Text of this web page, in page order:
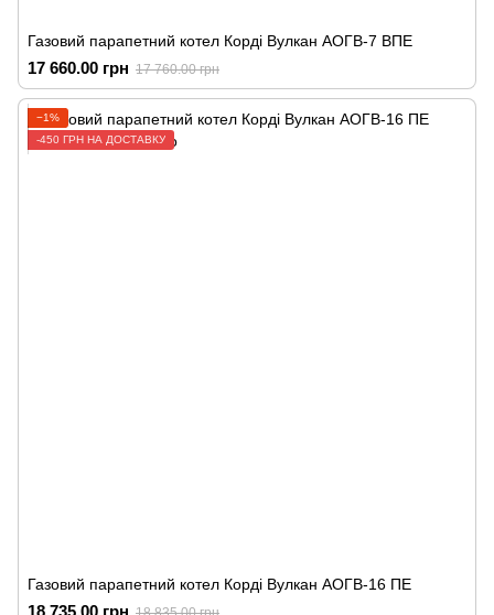
Газовий парапетний котел Корді Вулкан АОГВ-7 ВПЕ
17 660.00 грн 17 760.00 грн
−1%
-450 ГРН НА ДОСТАВКУ
Газовий парапетний котел Корді Вулкан АОГВ-16 ПЕ
18 735.00 грн